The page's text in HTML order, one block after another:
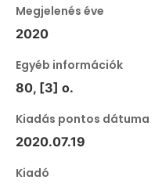
Megjelenés éve
2020
Egyéb információk
80, [3] o.
Kiadás pontos dátuma
2020.07.19
Kiadó